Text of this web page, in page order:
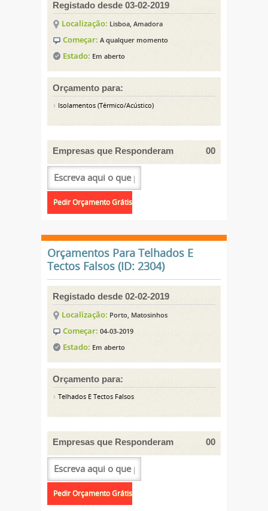
Registado desde 03-02-2019
Localização: Lisboa, Amadora
Começar: A qualquer momento
Estado: Em aberto
Orçamento para:
Isolamentos (Térmico/Acústico)
Empresas que Responderam 00
Orçamentos Para Telhados E
Tectos Falsos (ID: 2304)
Registado desde 02-02-2019
Localização: Porto, Matosinhos
Começar: 04-03-2019
Estado: Em aberto
Orçamento para:
Telhados E Tectos Falsos
Empresas que Responderam 00